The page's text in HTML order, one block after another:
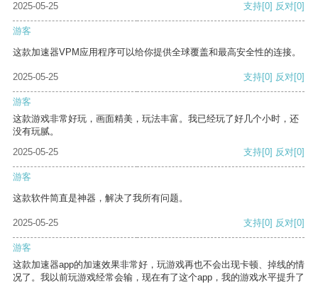
2025-05-25 支持[0] 反对[0]
游客
这款加速器VPM应用程序可以给你提供全球覆盖和最高安全性的连接。
2025-05-25 支持[0] 反对[0]
游客
这款游戏非常好玩，画面精美，玩法丰富。我已经玩了好几个小时，还
没有玩腻。
2025-05-25
支持[0] 反对[0]
游客
这款软件简直是神器，解决了我所有问题。
2025-05-25 支持[0] 反对[0]
游客
这款加速器app的加速效果非常好，玩游戏再也不会出现卡顿、掉线的情
况了。我以前玩游戏经常会输，现在有了这个app，我的游戏水平提升了